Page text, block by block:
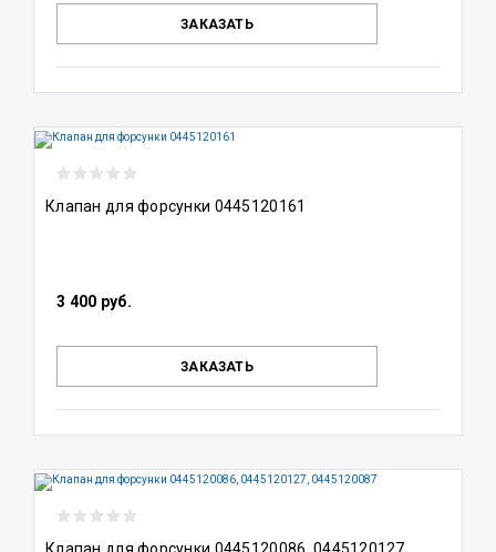
ЗАКАЗАТЬ
Клапан для форсунки 0445120161
3 400 руб.
ЗАКАЗАТЬ
Клапан для форсунки 0445120086, 0445120127,